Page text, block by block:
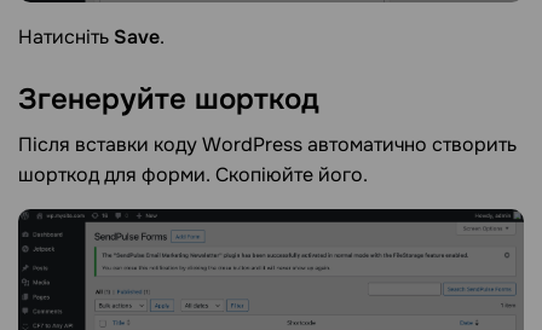
Натисніть Save.
Згенеруйте шорткод
Після вставки коду WordPress автоматично створить
шорткод для форми. Скопіюйте його.